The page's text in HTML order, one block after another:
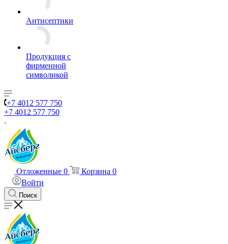
Антисептики
Продукция с
фирменной
символикой
+7 4012 577 750
+7 4012 577 750
Отложенные 0 Корзина 0
Войти
Поиск